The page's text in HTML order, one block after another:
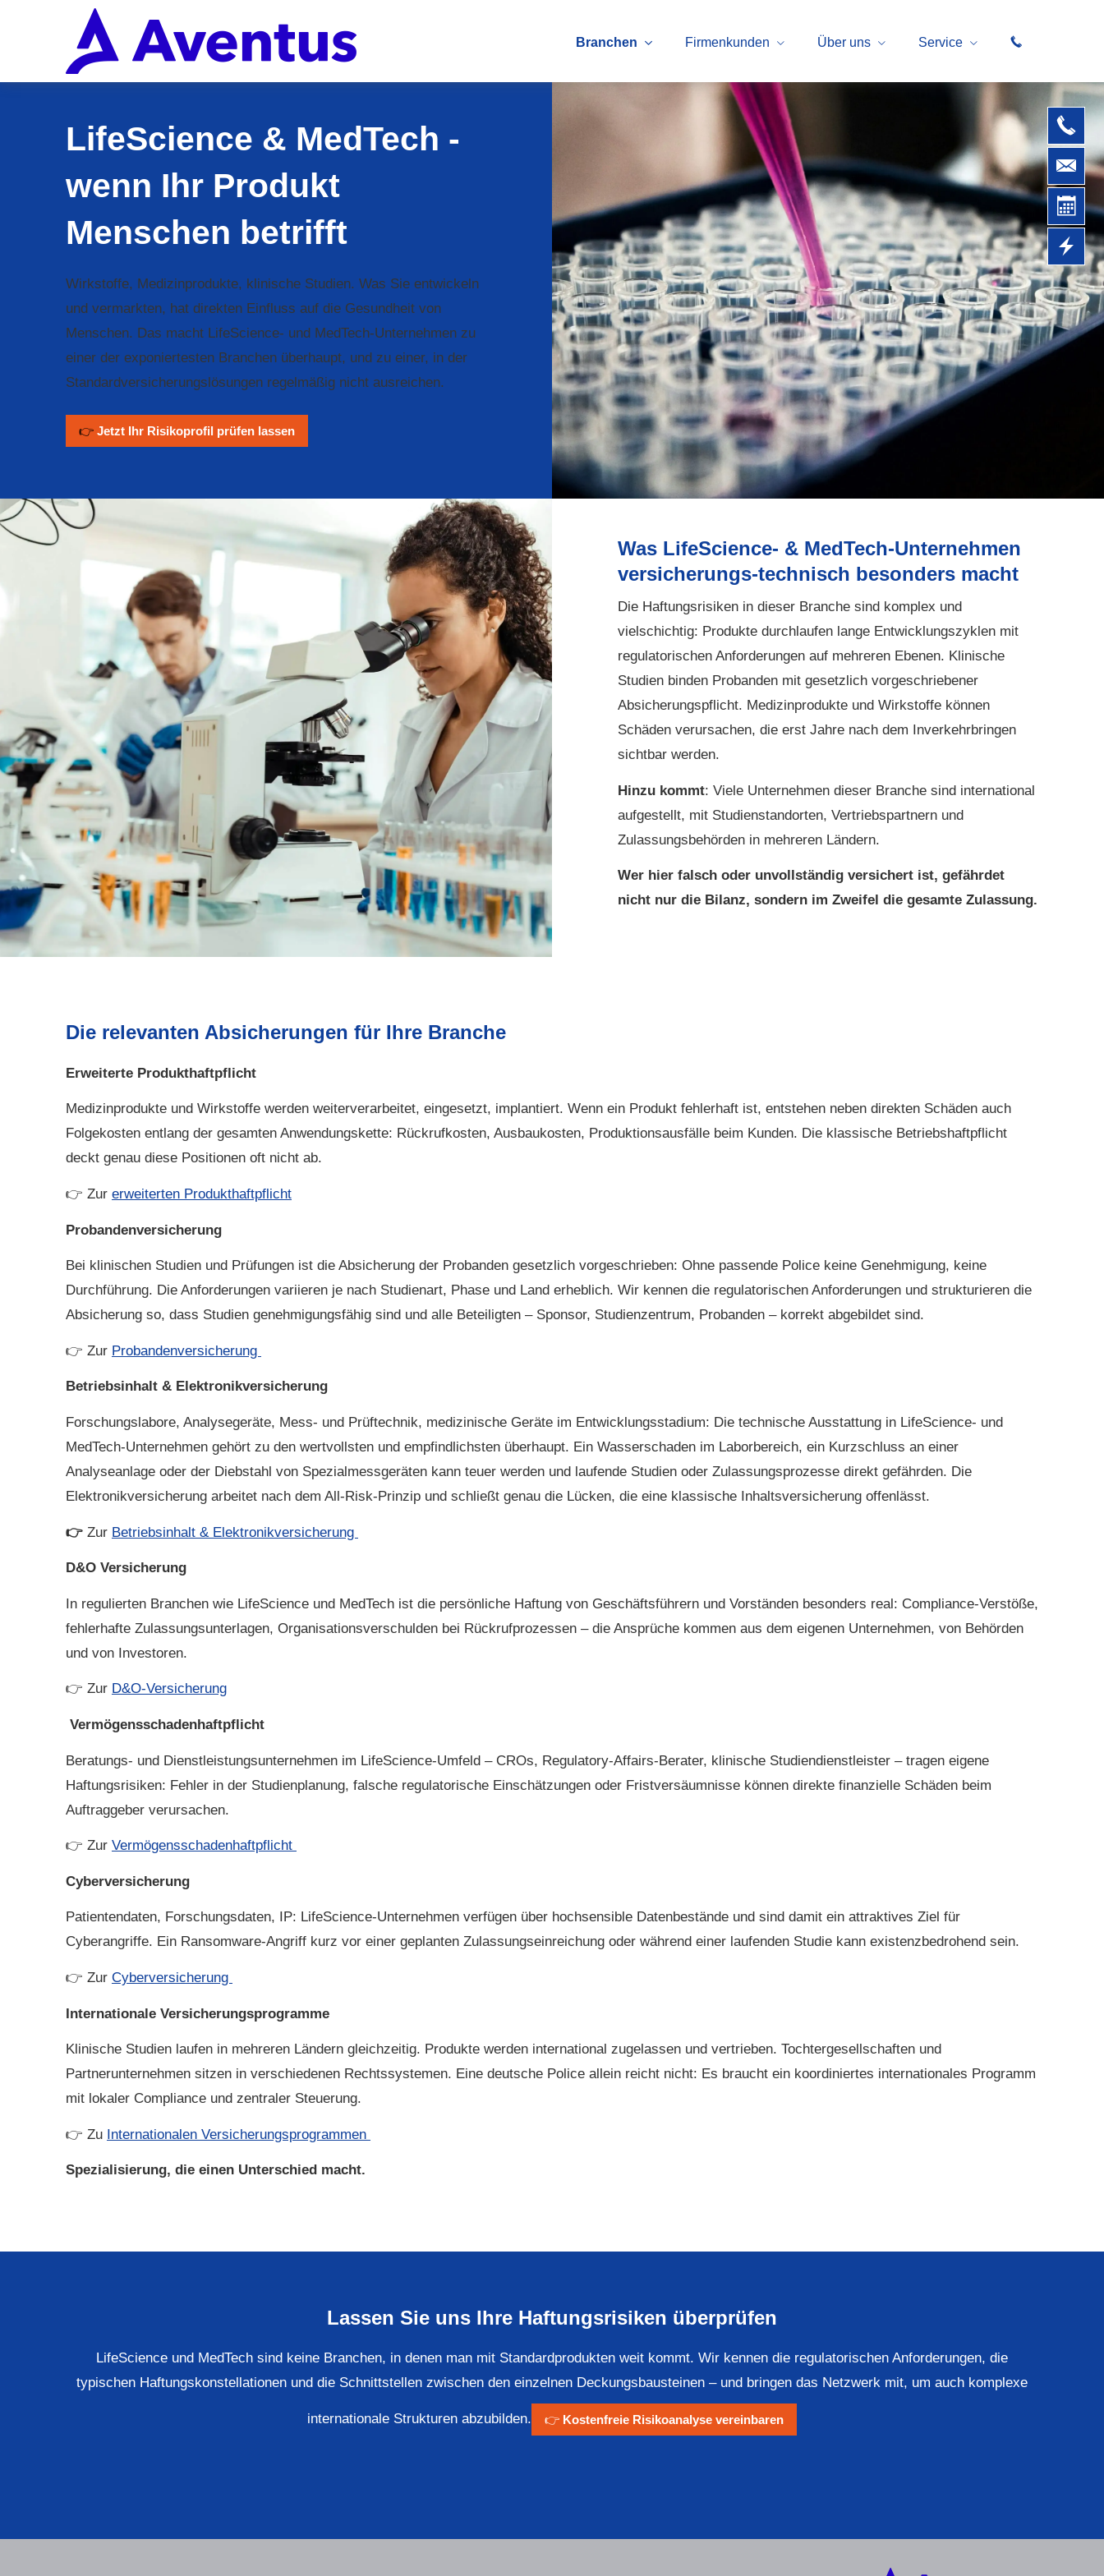
Branchen Firmenkunden Über uns Service
LifeScience & MedTech -
wenn Ihr Produkt
Menschen betrifft
Wirkstoffe, Medizinprodukte, klinische Studien. Was Sie entwickeln
und vermarkten, hat direkten Einfluss auf die Gesundheit von
Menschen. Das macht LifeScience- und MedTech-Unternehmen zu
einer der exponiertesten Branchen überhaupt, und zu einer, in der
Standardversicherungslösungen regelmäßig nicht ausreichen.
👉 Jetzt Ihr Risikoprofil prüfen lassen
Was LifeScience- & MedTech-Unternehmen
versicherungs-technisch besonders macht
Die Haftungsrisiken in dieser Branche sind komplex und
vielschichtig: Produkte durchlaufen lange Entwicklungszyklen mit
regulatorischen Anforderungen auf mehreren Ebenen. Klinische
Studien binden Probanden mit gesetzlich vorgeschriebener
Absicherungspflicht. Medizinprodukte und Wirkstoffe können
Schäden verursachen, die erst Jahre nach dem Inverkehrbringen
sichtbar werden.
Hinzu kommt: Viele Unternehmen dieser Branche sind international
aufgestellt, mit Studienstandorten, Vertriebspartnern und
Zulassungsbehörden in mehreren Ländern.
Wer hier falsch oder unvollständig versichert ist, gefährdet
nicht nur die Bilanz, sondern im Zweifel die gesamte Zulassung.
Die relevanten Absicherungen für Ihre Branche
Erweiterte Produkthaftpflicht
Medizinprodukte und Wirkstoffe werden weiterverarbeitet, eingesetzt, implantiert. Wenn ein Produkt fehlerhaft ist, entstehen neben direkten Schäden auch
Folgekosten entlang der gesamten Anwendungskette: Rückrufkosten, Ausbaukosten, Produktionsausfälle beim Kunden. Die klassische Betriebshaftpflicht
deckt genau diese Positionen oft nicht ab.
👉 Zur erweiterten Produkthaftpflicht
Probandenversicherung
Bei klinischen Studien und Prüfungen ist die Absicherung der Probanden gesetzlich vorgeschrieben: Ohne passende Police keine Genehmigung, keine
Durchführung. Die Anforderungen variieren je nach Studienart, Phase und Land erheblich. Wir kennen die regulatorischen Anforderungen und strukturieren die
Absicherung so, dass Studien genehmigungsfähig sind und alle Beteiligten – Sponsor, Studienzentrum, Probanden – korrekt abgebildet sind.
👉 Zur Probandenversicherung
Betriebs­inhalt & Elektronikversicherung
Forschungslabore, Analysegeräte, Mess- und Prüftechnik, medizinische Geräte im Entwicklungsstadium: Die technische Ausstattung in LifeScience- und
MedTech-Unternehmen gehört zu den wertvollsten und empfindlichsten überhaupt. Ein Wasserschaden im Laborbereich, ein Kurzschluss an einer
Analyseanlage oder der Diebstahl von Spezialmessgeräten kann teuer werden und laufende Studien oder Zulassungsprozesse direkt gefährden. Die
Elektronikversicherung arbeitet nach dem All-Risk-Prinzip und schließt genau die Lücken, die eine klassische Inhaltsversicherung offenlässt.
👉 Zur Betriebs­inhalt & Elektronikversicherung
D&O Versicherung
In regulierten Branchen wie LifeScience und MedTech ist die persönliche Haftung von Geschäftsführern und Vorständen besonders real: Compliance-Verstöße,
fehlerhafte Zulassungsunterlagen, Organisationsverschulden bei Rückrufprozessen – die Ansprüche kommen aus dem eigenen Unternehmen, von Behörden
und von Investoren.
👉 Zur D&O-Versicherung
Vermögensschadenhaftpflicht
Beratungs- und Dienstleistungsunternehmen im LifeScience-Umfeld – CROs, Regulatory-Affairs-Berater, klinische Studiendienstleister – tragen eigene
Haftungsrisiken: Fehler in der Studienplanung, falsche regulatorische Einschätzungen oder Fristversäumnisse können direkte finanzielle Schäden beim
Auftraggeber verursachen.
👉 Zur Vermögensschadenhaftpflicht
Cyberversicherung
Patientendaten, Forschungsdaten, IP: LifeScience-Unternehmen verfügen über hochsensible Datenbestände und sind damit ein attraktives Ziel für
Cyberangriffe. Ein Ransomware-Angriff kurz vor einer geplanten Zulassungseinreichung oder während einer laufenden Studie kann existenzbedrohend sein.
👉 Zur Cyberversicherung
Internationale Versicherungsprogramme
Klinische Studien laufen in mehreren Ländern gleichzeitig. Produkte werden international zugelassen und vertrieben. Tochtergesellschaften und
Partnerunternehmen sitzen in verschiedenen Rechtssystemen. Eine deutsche Police allein reicht nicht: Es braucht ein koordiniertes internationales Programm
mit lokaler Compliance und zentraler Steuerung.
👉 Zu Internationalen Versicherungsprogrammen
Spezialisierung, die einen Unterschied macht.
Lassen Sie uns Ihre Haftungsrisiken überprüfen
LifeScience und MedTech sind keine Branchen, in denen man mit Standardprodukten weit kommt. Wir kennen die regulatorischen Anforderungen, die
typischen Haftungskonstellationen und die Schnittstellen zwischen den einzelnen Deckungsbausteinen – und bringen das Netzwerk mit, um auch komplexe
internationale Strukturen abzubilden. 👉 Kostenfreie Risikoanalyse vereinbaren